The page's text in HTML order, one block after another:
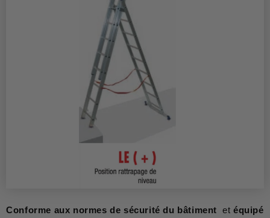
Conforme aux normes de sécurité du bâtiment etéquipé